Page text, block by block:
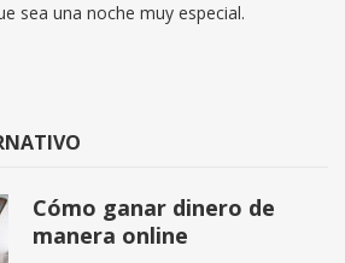
sea una noche muy especial.
Cómo ganar dinero de
manera online